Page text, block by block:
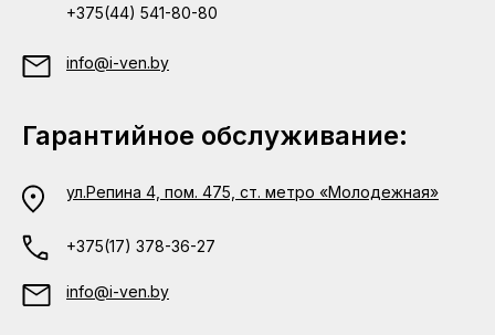
+375(44) 541-80-80
info@i-ven.by
Гарантийное обслуживание:
ул.Репина 4, пом. 475, ст. метро «Молодежная»
+375(17) 378-36-27
info@i-ven.by